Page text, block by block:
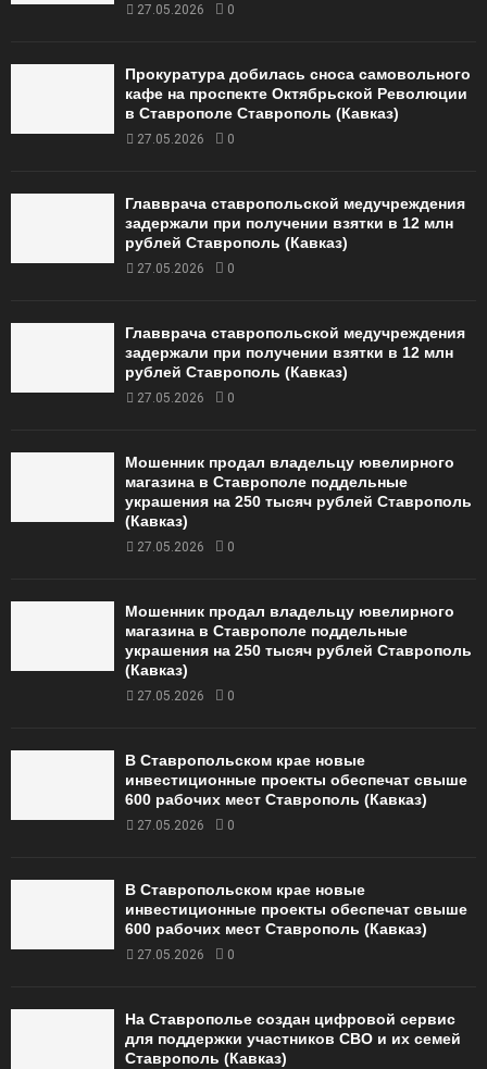
27.05.2026 0
Прокуратура добилась сноса самовольного
кафе на проспекте Октябрьской Революции
в Ставрополе Ставрополь (Кавказ)
27.05.2026 0
Главврача ставропольской медучреждения
задержали при получении взятки в 12 млн
рублей Ставрополь (Кавказ)
27.05.2026 0
Главврача ставропольской медучреждения
задержали при получении взятки в 12 млн
рублей Ставрополь (Кавказ)
27.05.2026 0
Мошенник продал владельцу ювелирного
магазина в Ставрополе поддельные
украшения на 250 тысяч рублей Ставрополь
(Кавказ)
27.05.2026 0
Мошенник продал владельцу ювелирного
магазина в Ставрополе поддельные
украшения на 250 тысяч рублей Ставрополь
(Кавказ)
27.05.2026 0
В Ставропольском крае новые
инвестиционные проекты обеспечат свыше
600 рабочих мест Ставрополь (Кавказ)
27.05.2026 0
В Ставропольском крае новые
инвестиционные проекты обеспечат свыше
600 рабочих мест Ставрополь (Кавказ)
27.05.2026 0
На Ставрополье создан цифровой сервис
для поддержки участников СВО и их семей
Ставрополь (Кавказ)